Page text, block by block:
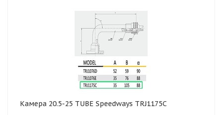
Камера 20.5-25 TUBE Speedways TRJ1175C